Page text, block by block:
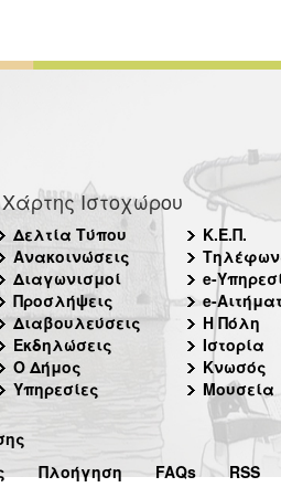
Χάρτης Ιστοχώρου
Δελτία Τύπου
Ανακοινώσεις
Διαγωνισμοί
Προσλήψεις
Διαβουλεύσεις
Εκδηλώσεις
Ο Δήμος
Υπηρεσίες
Κ.Ε.Π.
e-
e-
Η Πόλη
Ιστορία
Κνωσός
Μουσεία
Πλοήγηση FAQs RSS